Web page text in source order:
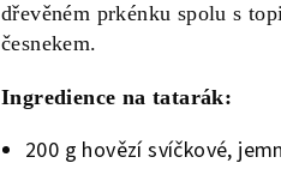
dřevěném prkénku spolu s
česnekem.
Ingredience na tatarák:
200 g hovězí svíčkové,